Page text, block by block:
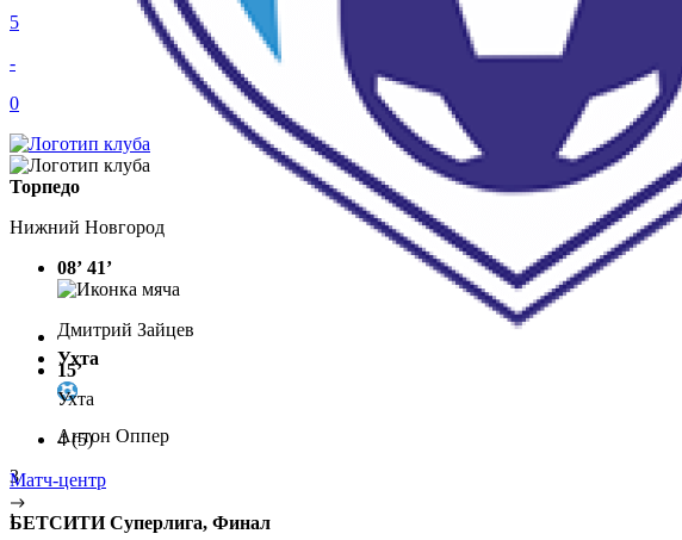
5
-
0
Торпедо
Нижний Новгород
08’ 41’
Дмитрий Зайцев
15’
Антон Оппер
3
:
Ухта
Ухта
4(5)
Матч-центр
БЕТСИТИ Суперлига, Финал